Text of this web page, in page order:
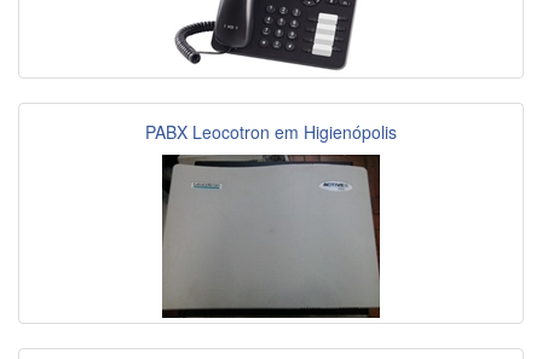
PABX Leocotron em Higienópolis